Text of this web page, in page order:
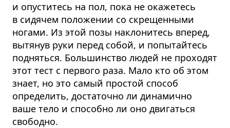
и опуститесь на пол, пока не окажетесь
в сидячем положении со скрещенными
ногами. Из этой позы наклонитесь вперед,
вытянув руки перед собой, и попытайтесь
подняться. Большинство людей не проходят
этот тест с первого раза. Мало кто об этом
знает, но это самый простой способ
определить, достаточно ли динамично
ваше тело и способно ли оно двигаться
свободно.